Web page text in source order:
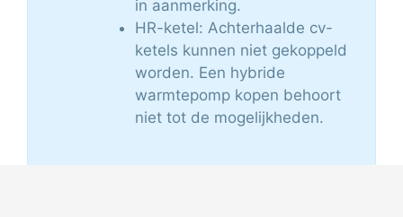
in aanmerking.
HR-ketel: Achterhaalde cv-
ketels kunnen niet gekoppeld
worden. Een hybride
warmtepomp kopen behoort
niet tot de mogelijkheden.